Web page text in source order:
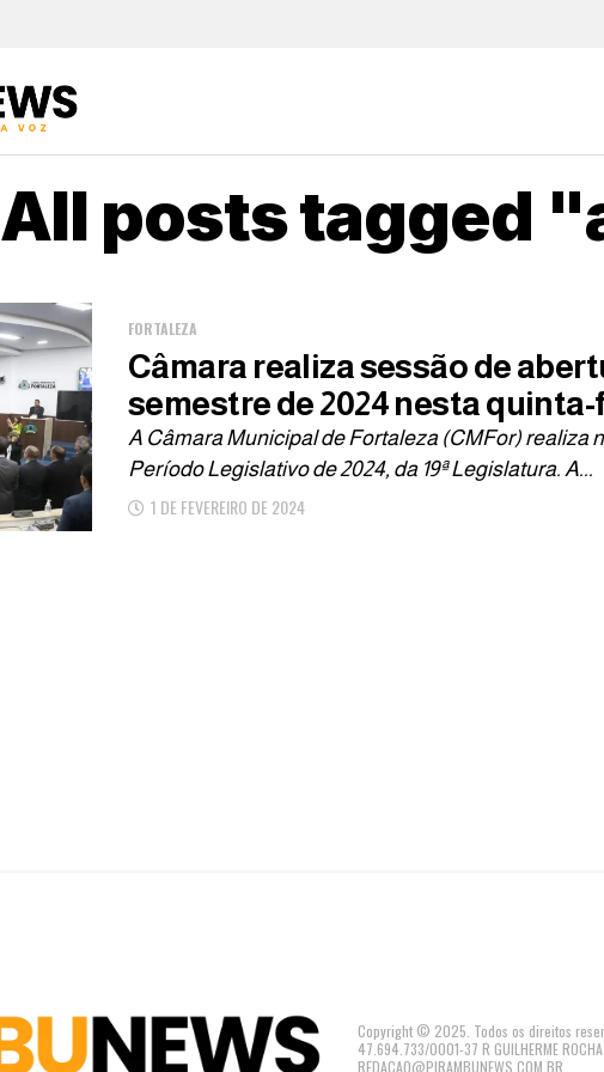
All posts tagged
FORTALEZA
Câmara realiza sessão de
semestre de 2024 nesta quinta-
A Câmara Municipal de Fortaleza (CMFor) realiza
Período Legislativo de 2024, da 19ª Legislatura. A...
1 DE FEVEREIRO DE 2024
Copyright © 2025. Todos os direitos
47.694.733/0001-37 R GUILHERME ROCHA
REDACAO@PIRAMBUNEWS.COM.BR